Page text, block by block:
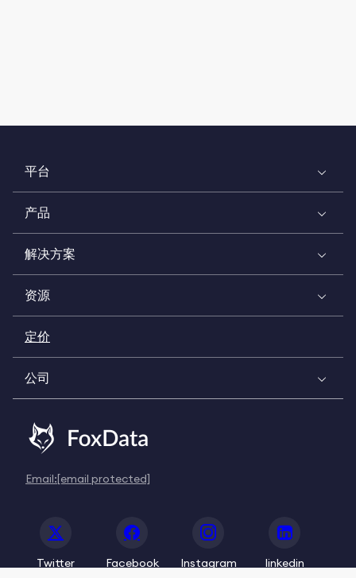
平台
产品
解决方案
资源
定价
公司
Email:[email protected]
Twitter Facebook Instagram linkedin